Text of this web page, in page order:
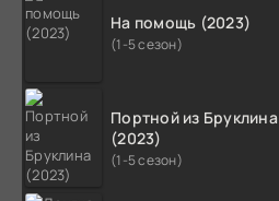
На помощь (2023)
(1-5 сезон)
Портной из Бруклина
(2023)
(1-5 сезон)